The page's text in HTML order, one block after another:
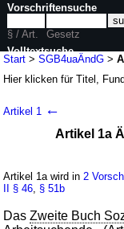
Start >SGB4uaÄndG >
Hier klicken fürTitel,
Buches
Gesetze
G. v. 15.07.2009BGBl. I
abweichend siehe
wird in 33 Vorschriften
Artikel 1 ←
Artikel 1a
Artikel 1a wird in 2
II § 46 § 51b
DasZweite Buch
Vorschriftensuche
§ / Art.
Gesetz
Volltextsuche
nur in SGB4uaÄndG